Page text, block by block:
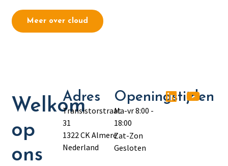
Meer over cloud
Welkom
op
ons
Adres
Transistorstraat
31
1322 CK Almere
Nederland
Openingstijden
Ma-vr 8:00 -
18:00
Zat-Zon
Gesloten